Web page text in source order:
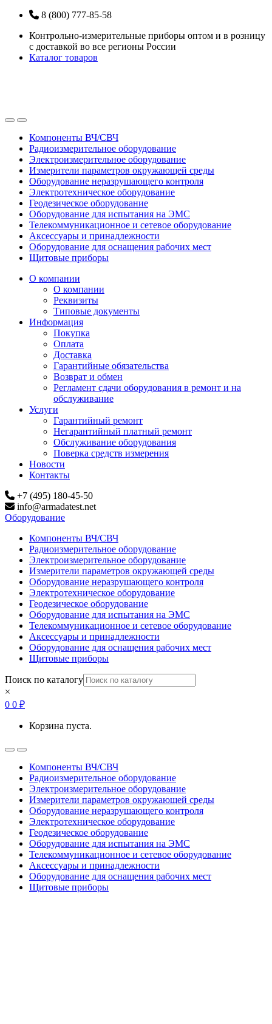
Перейти
навигации
Перейти
содержанию
8 (800) 777-85-58
Контрольно-измерительные приборы оптом и в розницу
с доставкой во все регионы России
Каталог товаров
OpenClose
Компоненты ВЧ/СВЧ
Радиоизмерительное оборудование
Электроизмерительное оборудование
Измерители параметров окружающей среды
Оборудование неразрушающего контроля
Электротехническое оборудование
Геодезическое оборудование
Оборудование для испытания на ЭМС
Телекоммуникационное и сетевое оборудование
Аксессуары и принадлежности
Оборудование для оснащения рабочих мест
Щитовые приборы
О компании
О компании
Реквизиты
Типовые документы
Информация
Покупка
Оплата
Доставка
Гарантийные обязательства
Возврат и обмен
Регламент сдачи оборудования в ремонт и на
обслуживание
Услуги
Гарантийный ремонт
Негарантийный платный ремонт
Обслуживание оборудования
Поверка средств измерения
Новости
Контакты
+7 (495) 180-45-50
info@armadatest.net
Оборудование
Компоненты ВЧ/СВЧ
Радиоизмерительное оборудование
Электроизмерительное оборудование
Измерители параметров окружающей среды
Оборудование неразрушающего контроля
Электротехническое оборудование
Геодезическое оборудование
Оборудование для испытания на ЭМС
Телекоммуникационное и сетевое оборудование
Аксессуары и принадлежности
Оборудование для оснащения рабочих мест
Щитовые приборы
Поиск по каталогу
×
0 0 ₽
Корзина пуста.
OpenClose
Компоненты ВЧ/СВЧ
Радиоизмерительное оборудование
Электроизмерительное оборудование
Измерители параметров окружающей среды
Оборудование неразрушающего контроля
Электротехническое оборудование
Геодезическое оборудование
Оборудование для испытания на ЭМС
Телекоммуникационное и сетевое оборудование
Аксессуары и принадлежности
Оборудование для оснащения рабочих мест
Щитовые приборы